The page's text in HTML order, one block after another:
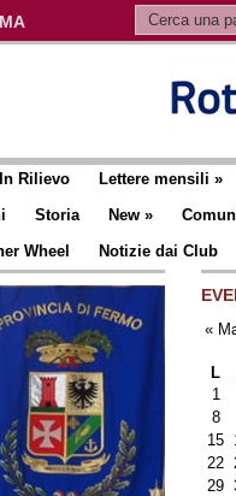
In Rilievo Lettere mensili »
Storia New »
Wheel Notizie dai Club
«
L
1
8
15
22
29